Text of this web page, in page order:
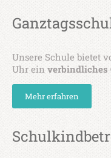
Unsere Schule bietet
Uhr ein verbindliches
Mehr erfahren